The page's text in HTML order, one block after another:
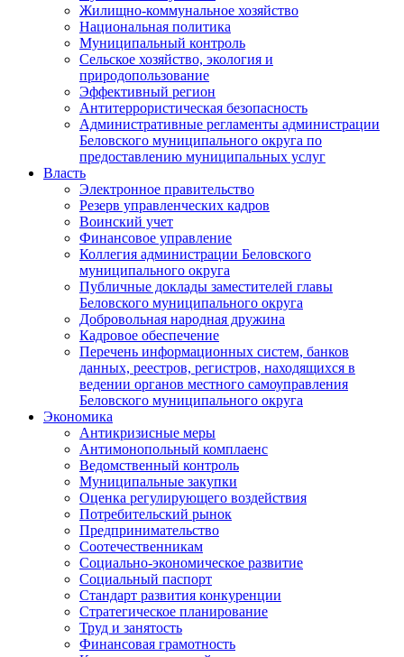
Жилищно-коммунальное хозяйство
Национальная политика
Муниципальный контроль
Сельское хозяйство, экология и
природопользование
Эффективный регион
Антитеррористическая безопасность
Административные регламенты администрации
Беловского муниципального округа по
предоставлению муниципальных услуг
Власть
Электронное правительство
Резерв управленческих кадров
Воинский учет
Финансовое управление
Коллегия администрации Беловского
муниципального округа
Публичные доклады заместителей главы
Беловского муниципального округа
Добровольная народная дружина
Кадровое обеспечение
Перечень информационных систем, банков
данных, реестров, регистров, находящихся в
ведении органов местного самоуправления
Беловского муниципального округа
Экономика
Антикризисные меры
Антимонопольный комплаенс
Ведомственный контроль
Муниципальные закупки
Оценка регулирующего воздействия
Потребительский рынок
Предпринимательство
Соотечественникам
Социально-экономическое развитие
Социальный паспорт
Стандарт развития конкуренции
Стратегическое планирование
Труд и занятость
Финансовая грамотность